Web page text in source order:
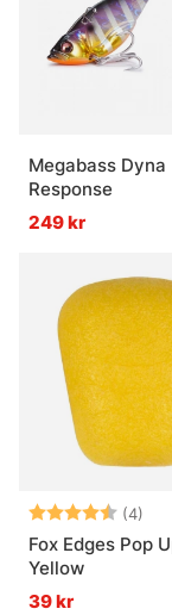
Vad är en
Megabass Dyna
Response
249 kr
Betyg: (4)
Fox Edges Pop
Yellow
39 kr